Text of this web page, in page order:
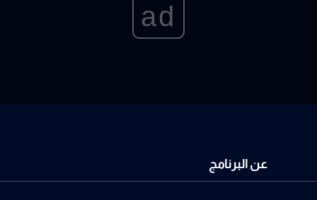
ad
عن البرنامج